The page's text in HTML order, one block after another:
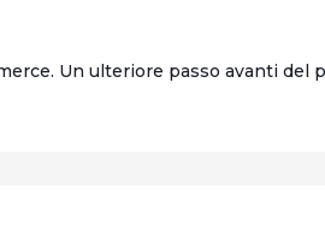
Un ulteriore passo avanti del